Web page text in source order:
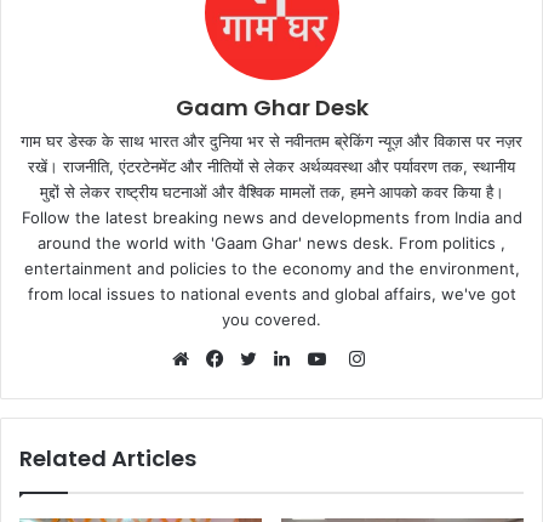
Gaam Ghar Desk
गाम घर डेस्क के साथ भारत और दुनिया भर से नवीनतम ब्रेकिंग न्यूज़ और विकास पर नज़र
रखें। राजनीति, एंटरटेनमेंट और नीतियों से लेकर अर्थव्यवस्था और पर्यावरण तक, स्थानीय
मुद्दों से लेकर राष्ट्रीय घटनाओं और वैश्विक मामलों तक, हमने आपको कवर किया है।
Follow the latest breaking news and developments from India and
around the world with 'Gaam Ghar' news desk. From politics ,
entertainment and policies to the economy and the environment,
from local issues to national events and global affairs, we've got
you covered.
Instagram
Related Articles